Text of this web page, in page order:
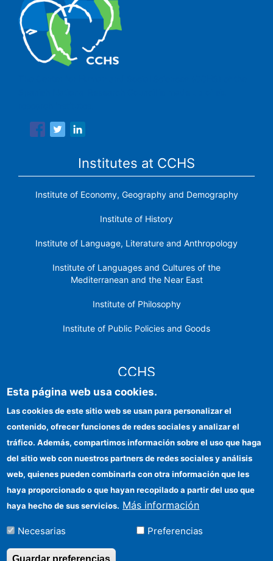
Institutes at CCHS
Institute of Economy, Geography and Demography
Institute of History
Institute of Language, Literature and Anthropology
Institute of Languages ​​and Cultures of the
Mediterranean and the Near East
Institute of Philosophy
Institute of Public Policies and Goods
CCHS
Institutional identity
FEDER funds
Funding entities
Contact
Esta página web usa cookies.
Las cookies de este sitio web se usan para personalizar el
contenido, ofrecer funciones de redes sociales y analizar el
tráfico. Además, compartimos información sobre el uso que haga
del sitio web con nuestros partners de redes sociales y análisis
web, quienes pueden combinarla con otra información que les
haya proporcionado o que hayan recopilado a partir del uso que
haya hecho de sus servicios. Más información
Necesarias Preferencias
Guardar preferencias